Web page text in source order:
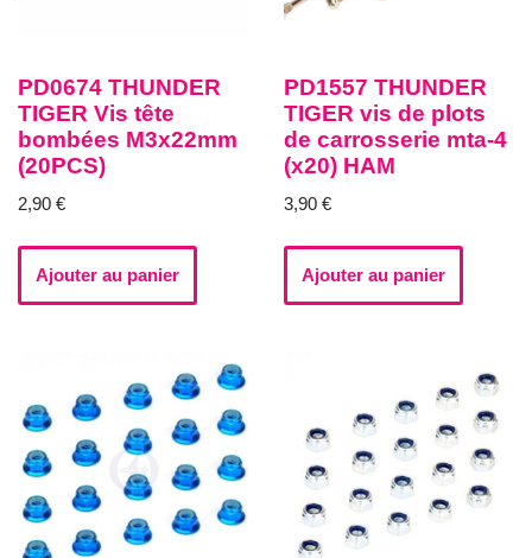
PD0674 THUNDER
TIGER Vis tête
bombées M3x22mm
(20PCS)
2,90 €
Ajouter au panier
PD1557 THUNDER
TIGER vis de plots
de carrosserie mta-4
(x20) HAM
3,90 €
Ajouter au panier